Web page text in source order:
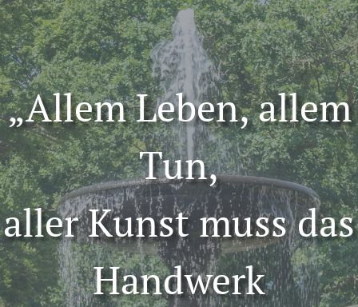
„Allem Leben, allem
Tun,
aller Kunst muss das
Handwerk